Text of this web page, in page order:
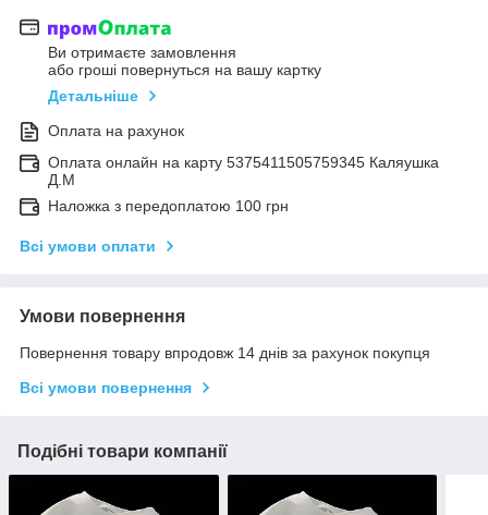
Ви отримаєте замовлення
або гроші повернуться на вашу картку
Детальніше
Оплата на рахунок
Оплата онлайн на карту 5375411505759345 Каляушка
Д.М
Наложка з передоплатою 100 грн
Всі умови оплати
Умови повернення
Повернення товару впродовж 14 днів за рахунок покупця
Всі умови повернення
Подібні товари компанії